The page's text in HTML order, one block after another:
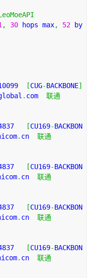
, 30 hops max, 52 by
[CUG-BACKBONE]
. com 联通
[CU169-BACKBON
. cn 联通
[CU169-BACKBON
. cn 联通
[CU169-BACKBON
. cn 联通
[CU169-BACKBON
. cn 联通